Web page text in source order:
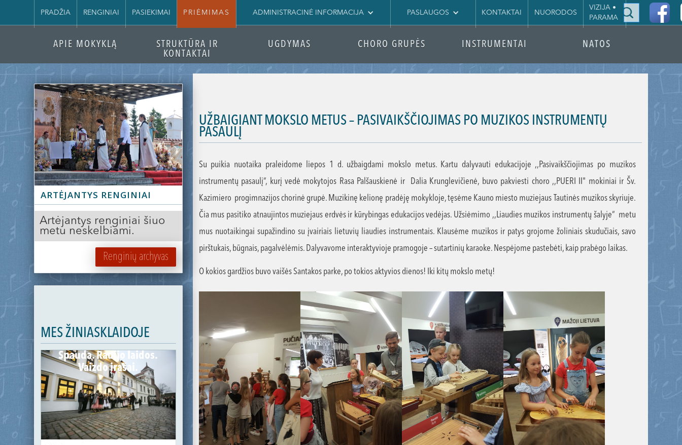
PRADŽIA RENGINIAI PASIEKIMAI PRIĖMIMAS ADMINISTRACINĖ INFORMACIJA PASLAUGOS KONTAKTAI NUORODOS
VIZIJA •
PARAMA
|
APIE MOKYKLĄ
STRUKTŪRA IR
KONTAKTAI
UGDYMAS CHORO GRUPĖS INSTRUMENTAI NATOS
ARTĖJANTYS RENGINIAI
Artėjantys renginiai šiuo
metu neskelbiami.
Renginių archyvas
MES ŽINIASKLAIDOJE
Spauda. Radijo laidos.
Vaizdo įrašai.
UŽBAIGIANT MOKSLO METUS – PASIVAIKŠČIOJIMAS PO MUZIKOS INSTRUMENTŲ
PASAULĮ
Su puikia nuotaika praleidome liepos 1 d. užbaigdami mokslo metus. Kartu dalyvauti edukacijoje ,,Pasivaikščiojimas po muzikos
instrumentų pasaulį“, kurį vedė mokytojos Rasa Palšauskienė ir Dalia Krunglevičienė, buvo pakviesti choro ,,PUERI II" mokiniai ir Šv.
Kazimiero progimnazijos chorinė grupė. Muzikinę kelionę pradėję mokykloje, tęsėme Kauno miesto muziejaus Tautinės muzikos skyriuje.
Čia mus pasitiko atnaujintos muziejaus erdvės ir kūrybingas edukacijos vedėjas. Užsiėmimo ,,Liaudies muzikos instrumentų šalyje“ metu
mus nuotaikingai supažindino su įvairiais lietuvių liaudies instrumentais. Klausėme muzikos ir patys grojome žoliniais skudučiais, savo
pirštukais, būgnais, pagalvėlėmis. Dalyvavome interaktyvioje pramogoje – sutartinių karaoke. Nespėjome pastebėti, kaip prabėgo laikas.
O kokios gardžios buvo vaišės Santakos parke, po tokios aktyvios dienos! Iki kitų mokslo metų!